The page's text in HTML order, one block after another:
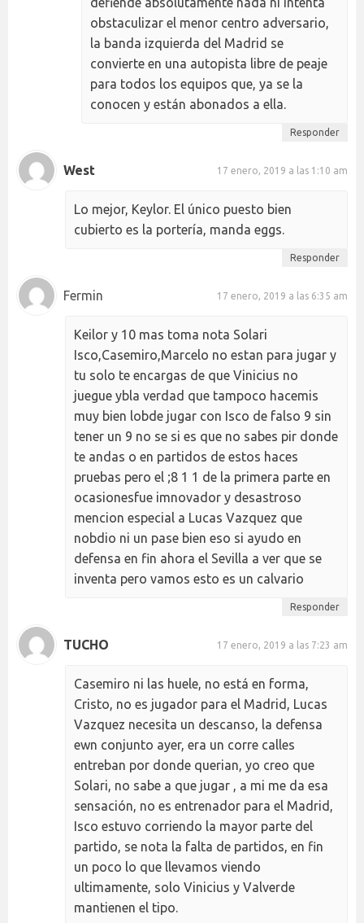
obstaculizar el menor centro adversario,
la banda izquierda del Madrid se
convierte en una autopista libre de peaje
para todos los equipos que, ya se la
conocen y están abonados a ella.
Responder
West 17 enero, 2019 a las 1:10 am
Lo mejor, Keylor. El único puesto bien
cubierto es la portería, manda eggs.
Responder
Fermin 17 enero, 2019 a las 6:35 am
Keilor y 10 mas toma nota Solari
Isco,Casemiro,Marcelo no estan para jugar y
tu solo te encargas de que Vinicius no
juegue ybla verdad que tampoco hacemis
muy bien lobde jugar con Isco de falso 9 sin
tener un 9 no se si es que no sabes pir donde
te andas o en partidos de estos haces
pruebas pero el ;8 1 1 de la primera parte en
ocasionesfue imnovador y desastroso
mencion especial a Lucas Vazquez que
nobdio ni un pase bien eso si ayudo en
defensa en fin ahora el Sevilla a ver que se
inventa pero vamos esto es un calvario
Responder
TUCHO 17 enero, 2019 a las 7:23 am
Casemiro ni las huele, no está en forma,
Cristo, no es jugador para el Madrid, Lucas
Vazquez necesita un descanso, la defensa
ewn conjunto ayer, era un corre calles
entreban por donde querian, yo creo que
Solari, no sabe a que jugar , a mi me da esa
sensación, no es entrenador para el Madrid,
Isco estuvo corriendo la mayor parte del
partido, se nota la falta de partidos, en fin
un poco lo que llevamos viendo
ultimamente, solo Vinicius y Valverde
mantienen el tipo.